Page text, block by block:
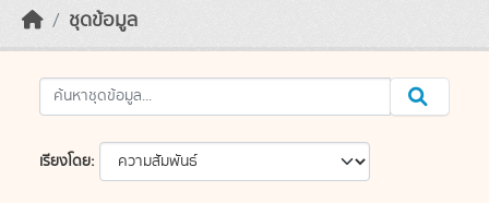
ชุดข้อมูล
เรียงโดย